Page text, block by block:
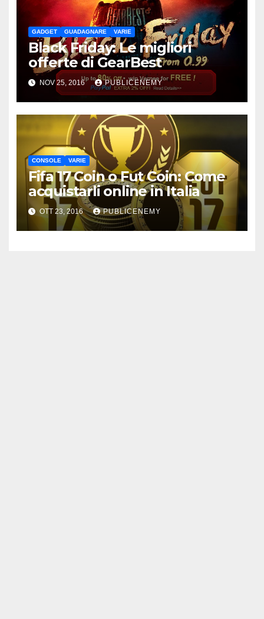
GADGET GUADAGNARE VARIE
Black Friday: Le migliori
offerte di GearBest
NOV 25, 2016 PUBLICENEMY
CONSOLE VARIE
Fifa 17 Coin o Fut Coin: Come
acquistarli online in Italia
OTT 23, 2016 PUBLICENEMY